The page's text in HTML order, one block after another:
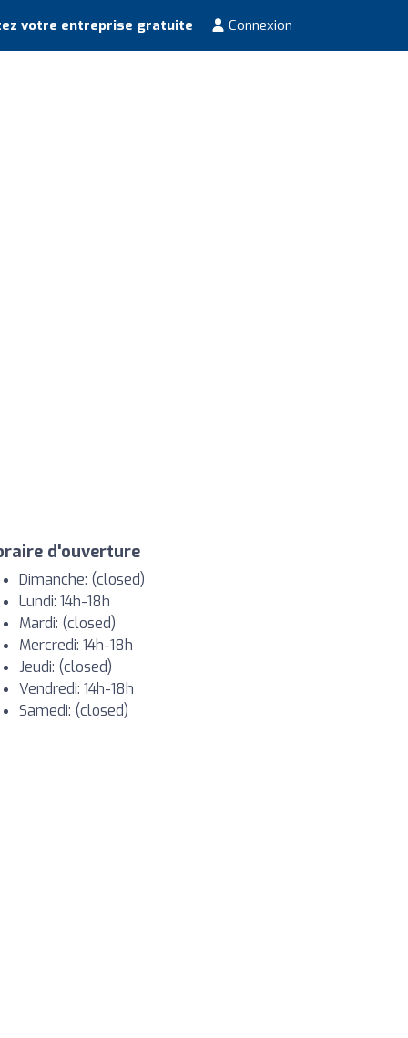
votre entreprise gratuite Connexion
d'ouverture
Dimanche: (closed)
Lundi: 14h-18h
Mardi: (closed)
Mercredi: 14h-18h
Jeudi: (closed)
Vendredi: 14h-18h
Samedi: (closed)